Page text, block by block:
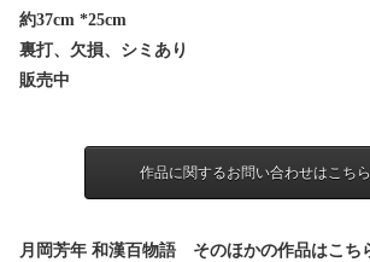
約37cm *25cm
裏打、欠損、シミあり
販売中
作品に関するお問い合わせはこち
月岡芳年 和漢百物語 そのほかの作品はこち